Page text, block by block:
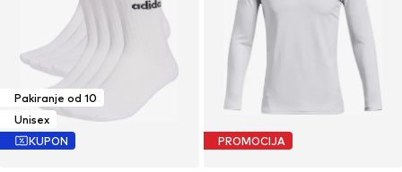
Pakiranje od 10
Unisex
KUPON
PROMOCIJA